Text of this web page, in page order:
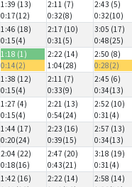
1:39 (13)
0:17(12)
2:11 (7)
0:32(8)
2:43 (5)
0:32(10)
1:46 (18)
0:15(4)
2:17 (10)
0:31(5)
3:05 (17)
0:48(25)
1:18 (1)
0:14(2)
2:22 (14)
1:04(28)
2:50 (8)
0:28(2)
1:38 (12)
0:15(4)
2:11 (7)
0:33(9)
2:45 (6)
0:34(13)
1:27 (4)
0:15(4)
2:21 (13)
0:54(24)
2:52 (10)
0:31(4)
1:44 (17)
0:20(24)
2:23 (16)
0:39(15)
2:57 (13)
0:34(13)
2:04 (22)
0:18(16)
2:47 (20)
0:43(21)
3:18 (19)
0:31(4)
1:42 (16)
2:22 (14)
2:58 (14)